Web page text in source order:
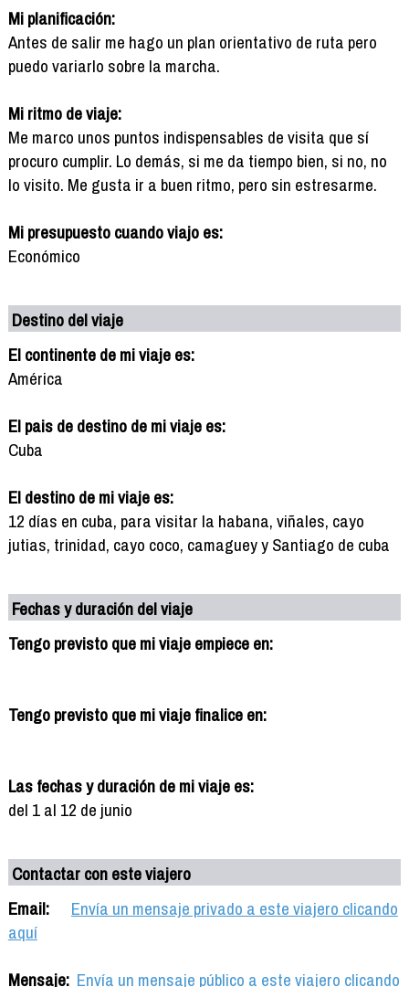
Mi planificación:
Antes de salir me hago un plan orientativo de ruta pero
puedo variarlo sobre la marcha.
Mi ritmo de viaje:
Me marco unos puntos indispensables de visita que sí
procuro cumplir. Lo demás, si me da tiempo bien, si no, no
lo visito. Me gusta ir a buen ritmo, pero sin estresarme.
Mi presupuesto cuando viajo es:
Económico
Destino del viaje
El continente de mi viaje es:
América
El pais de destino de mi viaje es:
Cuba
El destino de mi viaje es:
12 días en cuba, para visitar la habana, viñales, cayo
jutias, trinidad, cayo coco, camaguey y Santiago de cuba
Fechas y duración del viaje
Tengo previsto que mi viaje empiece en:
Tengo previsto que mi viaje finalice en:
Las fechas y duración de mi viaje es:
del 1 al 12 de junio
Contactar con este viajero
Email:
Envía un mensaje privado a este viajero clicando
aquí
Mensaje: Envía un mensaje público a este viajero clicando